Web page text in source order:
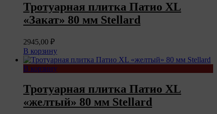
Тротуарная плитка Патио XL
«Закат» 80 мм Stellard
2945,00 ₽
В корзину
В корзину
Тротуарная плитка Патио XL
«желтый» 80 мм Stellard